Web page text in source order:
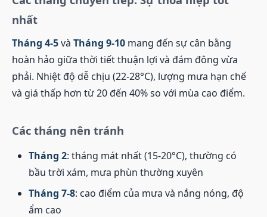
nhất
Tháng 4-5và Tháng 9-10 mang đến sự cân bằng
hoàn hảo giữa thời tiết thuận lợi và đám đông vừa
phải. Nhiệt độ dễ chịu (22-28°C), lượng mưa hạn chế
và giá thấp hơn từ 20 đến 40% so với mùa cao điểm.
Các tháng nên tránh
Tháng 2: tháng mát nhất (15-20°C), thường có
bầu trời xám, mưa phùn thường xuyên
Tháng 7-8: cao điểm của mưa và nắng nóng, độ
ẩm cao